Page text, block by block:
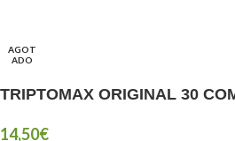
AGOT
ADO
TRIPTOMAX ORIGINAL 30
14,50€